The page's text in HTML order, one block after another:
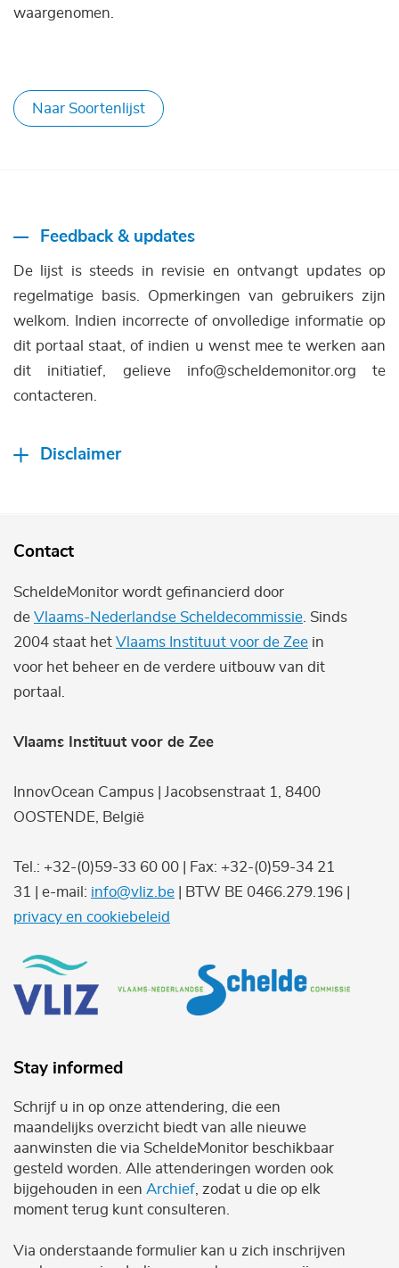
waargenomen.
Naar Soortenlijst
Feedback & updates
De lijst is steeds in revisie en ontvangt updates op
regelmatige basis. Opmerkingen van gebruikers zijn
welkom. Indien incorrecte of onvolledige informatie op
dit portaal staat, of indien u wenst mee te werken aan
dit initiatief, gelieve info@scheldemonitor.org te
contacteren.
Disclaimer
Contact
ScheldeMonitor wordt gefinancierd door
de Vlaams-Nederlandse Scheldecommissie . Sinds
2004 staat het Vlaams Instituut voor de Zee in
voor het beheer en de verdere uitbouw van dit
portaal.
Vlaams Instituut voor de Zee
InnovOcean Campus | Jacobsenstraat 1, 8400
OOSTENDE, België
Tel.: +32-(0)59-33 60 00 | Fax: +32-(0)59-34 21
31 | e-mail: info@vliz.be | BTW BE 0466.279.196 |
privacy en cookiebeleid
Stay informed
Schrijf u in op onze attendering, die een
maandelijks overzicht biedt van alle nieuwe
aanwinsten die via ScheldeMonitor beschikbaar
gesteld worden. Alle attenderingen worden ook
bijgehouden in een Archief , zodat u die op elk
moment terug kunt consulteren.
Via onderstaande formulier kan u zich inschrijven